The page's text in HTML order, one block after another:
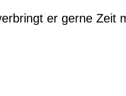
er gerne Zeit